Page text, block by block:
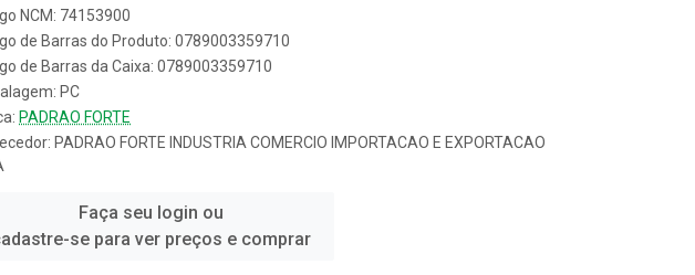
NCM: 74153900
de Barras do Produto: 0789003359710
de Barras da Caixa: 0789003359710
PC
PADRAO FORTE
PADRAO FORTE INDUSTRIA COMERCIO IMPORTACAO E EXPORTACAO
Faça seu login ou
se para ver preços e comprar